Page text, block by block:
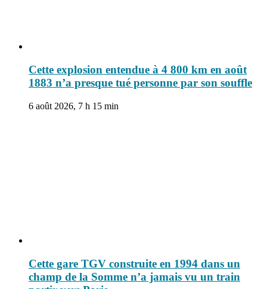
Cette explosion entendue à 4 800 km en août
1883 n’a presque tué personne par son souffle
6 août 2026, 7 h 15 min
Cette gare TGV construite en 1994 dans un
champ de la Somme n’a jamais vu un train